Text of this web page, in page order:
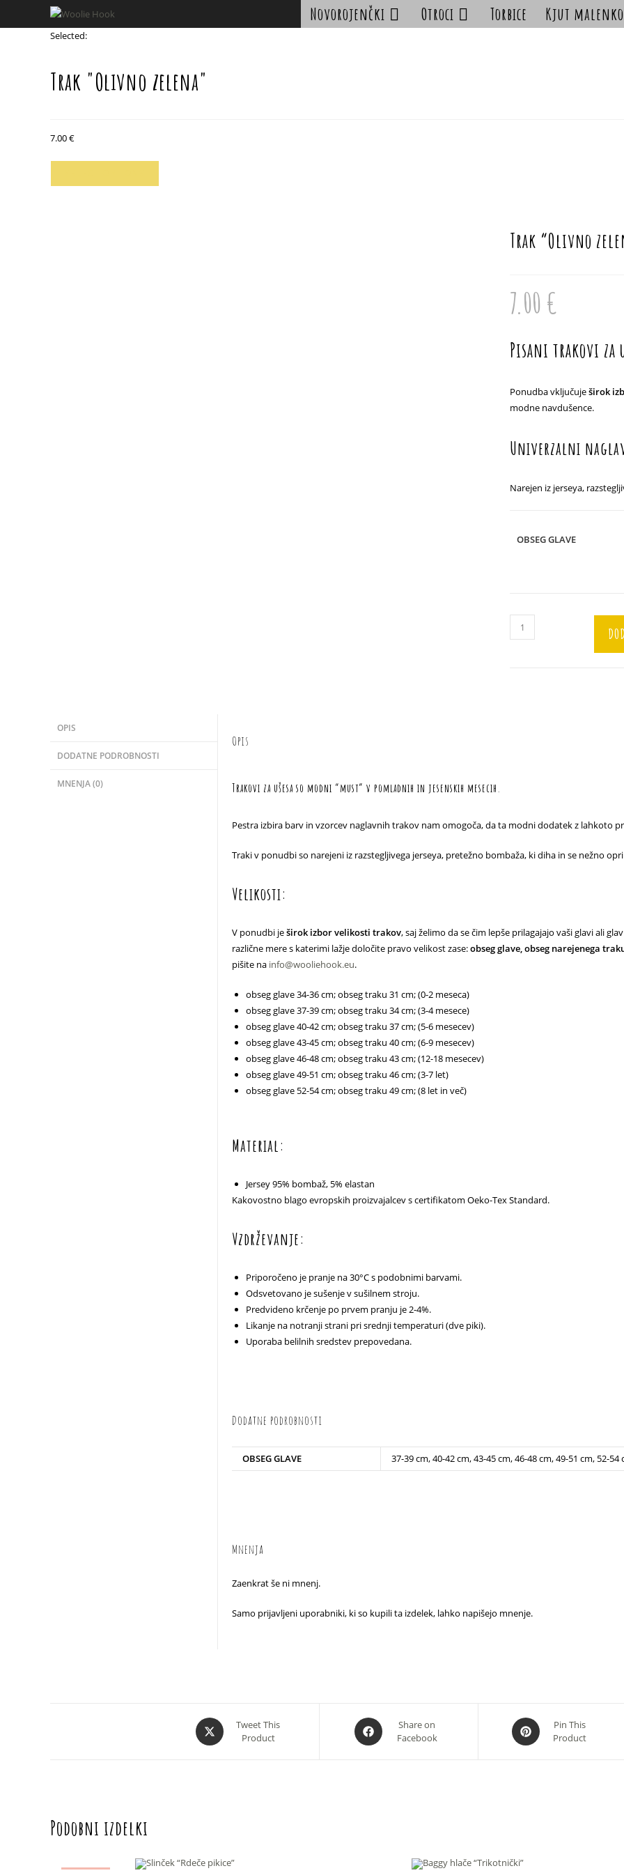
to
Novorojenčki Otroci Torbice Kjut
Selected:
Trak "Olivno zelena"
7.00€
Trak “Olivno
7.00 €
Pisani trakovi za
Ponudba vključuješirok
modne navdušence.
Univerzalni
Narejen iz jerseya,
OBSEG GLAVE
Trak
"Olivno
OPIS
DODATNE PODROBNOSTI
MNENJA (0)
Opis
Trakovi za ušesa so modni “must” v pomladnih in jesenskih mesecih.
Pestra izbira barv in vzorcev naglavnih trakov nam omogoča, da ta modni dodatek z lahkoto
Traki v ponudbi so narejeni iz razstegljivega jerseya, pretežno bombaža, ki diha in se nežno
Velikosti:
V ponudbi ješirok izbor velikosti trakov, saj želimo da se čim lepše prilagajajo vaši glavi ali
različne mere s katerimi lažje določite pravo velikost zase:obseg glave, obseg narejenega
pišite na info@wooliehook.eu.
obseg glave 34-36 cm; obseg traku 31 cm; (0-2 meseca)
obseg glave 37-39 cm; obseg traku 34 cm; (3-4 mesece)
obseg glave 40-42 cm; obseg traku 37 cm; (5-6 mesecev)
obseg glave 43-45 cm; obseg traku 40 cm; (6-9 mesecev)
obseg glave 46-48 cm; obseg traku 43 cm; (12-18 mesecev)
obseg glave 49-51 cm; obseg traku 46 cm; (3-7 let)
obseg glave 52-54 cm; obseg traku 49 cm; (8 let in več)
Material:
Jersey 95% bombaž, 5% elastan
Kakovostno blago evropskih proizvajalcev s certifikatom Oeko-Tex Standard.
Vzdrževanje:
Priporočeno je pranje na 30°C s podobnimi barvami.
Odsvetovano je sušenje v sušilnem stroju.
Predvideno krčenje po prvem pranju je 2-4%.
Likanje na notranji strani pri srednji temperaturi (dve piki).
Uporaba belilnih sredstev prepovedana.
Dodatne podrobnosti
OBSEG GLAVE 37-39 cm, 40-42 cm, 43-45 cm, 46-48 cm, 49-51 cm, 52-54
Mnenja
Zaenkrat še ni mnenj.
Samo prijavljeni uporabniki, ki so kupili ta izdelek, lahko napišejo mnenje.
Opens
in
Tweet This
Product
Opens
in
Share on
Facebook
Opens
in
Pin This
Product
Podobni izdelki